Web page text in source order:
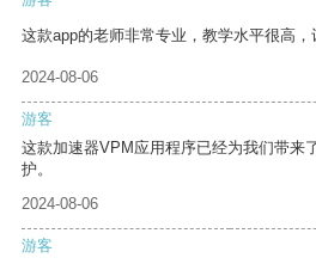
这款app的老师非常专业，教学水平很高，
2024-08-06
游客
这款加速器VPM应用程序已经为我们带来
护。
2024-08-06
游客